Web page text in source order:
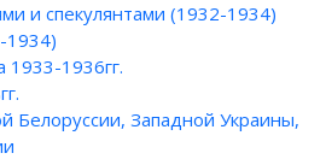
и спекулянтами (1932-1934)
1934)
1933-1936гг.
Белоруссии, Западной Украины,